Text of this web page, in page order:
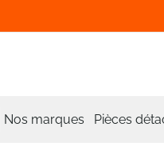
Nos marques Pièces